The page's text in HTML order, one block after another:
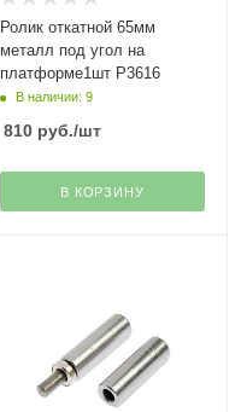
Ролик откатной 65мм
металл под угол на
платформе1шт Р3616
В наличии: 9
810руб./шт
В КОРЗИНУ